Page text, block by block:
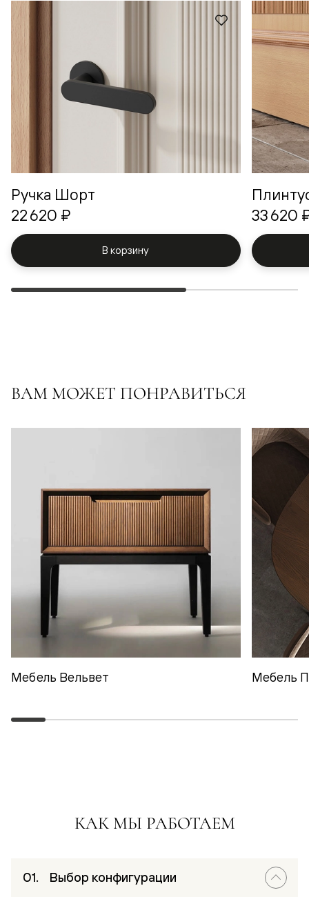
Ручка Шорт
22 620 ₽
В корзину
33 620
ВАМ МОЖЕТ ПОНРАВИТЬСЯ
Мебель Вельвет Мебель
КАК МЫ РАБОТАЕМ
Выбор конфигурации